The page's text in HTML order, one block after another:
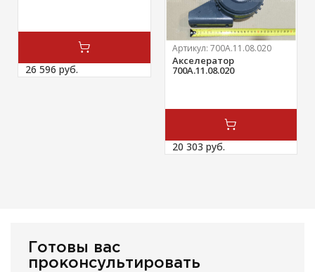
26 596 руб.
Артикул: 700А.11.08.020
Акселератор
700А.11.08.020
20 303 руб.
Готовы вас
проконсультировать